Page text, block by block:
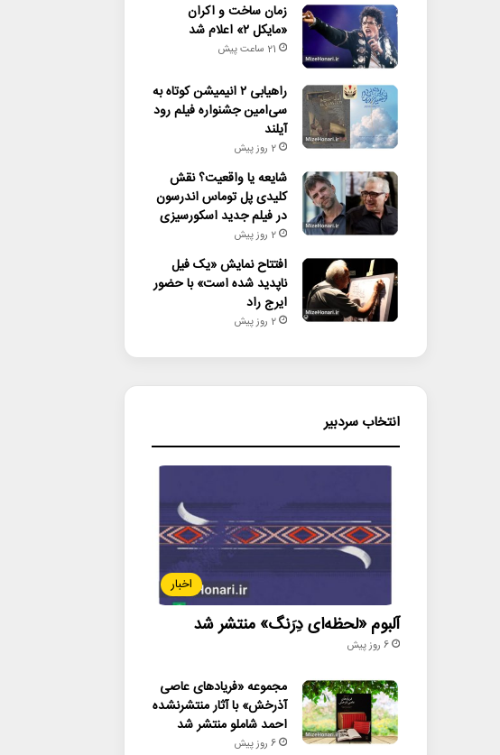
زمان ساخت و اکران
«مایکل ۲» اعلام شد
21 ساعت پیش
راهیابی ۲ انیمیشن کوتاه به
سی‌امین جشنواره فیلم رود
آیلند
2 روز پیش
شایعه یا واقعیت؟ نقش
کلیدی پل توماس اندرسون
در فیلم جدید اسکورسیزی
2 روز پیش
افتتاح نمایش «یک فیل
ناپدید شده است» با حضور
ایرج راد
2 روز پیش
انتخاب سردبیر
اخبار
آلبوم «لحظه‌ای دِرَنگ» منتشر شد
6 روز پیش
مجموعه «فریادهای عاصی
آذرخش» با آثار منتشرنشده
احمد شاملو منتشر شد
6 روز پیش